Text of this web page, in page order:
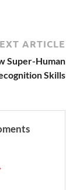
ARTICLE
Super-Human
Skills